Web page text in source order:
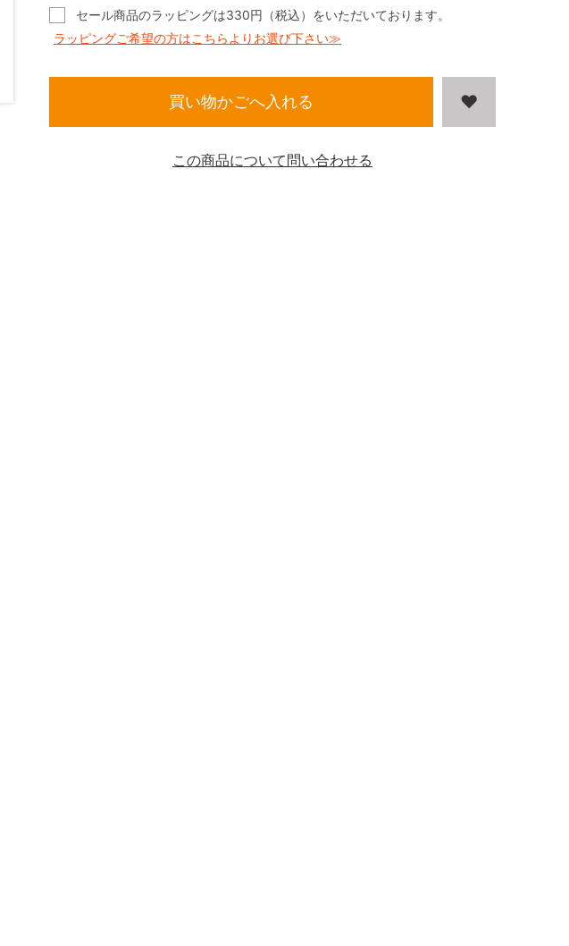
セール商品のラッピングは330円（税込）をいただいております。
ラッピングご希望の方はこちらよりお選び下さい≫
買い物かごへ入れる
この商品について問い合わせる